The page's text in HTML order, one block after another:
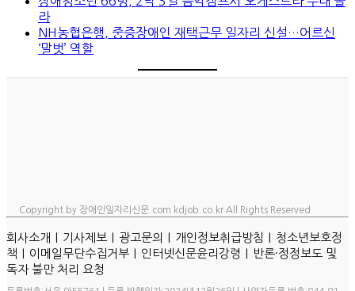
라
NH농협은행, 중증장애인 재택근무 일자리 신설…어르신
‘말벗’ 역할
Copyright by 장애인일자리신문.com kdjob.co.kr All Rights Reserved
회사소개 ㅣ 기사제보 ㅣ 광고문의 ㅣ 개인정보취급방침 ㅣ 청소년보호정
책 ㅣ 이메일무단수집거부 ㅣ 인터넷신문윤리강령 ㅣ 반론·정정보도 및
독자 불만 처리 요청